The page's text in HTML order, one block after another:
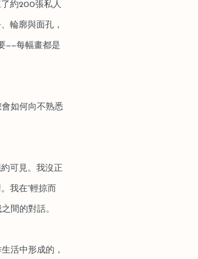
約200張私人
輪廓與面孔，
——每幅畫都是
如何向不熟悉
可見。我沒正
我在“輕掠而
間的對話。
活中形成的，